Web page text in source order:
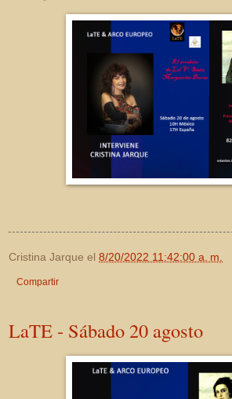
Cristina Jarque el 8/20/2022 11:42:00 a. m.
Compartir
LaTE - Sábado 20 agosto